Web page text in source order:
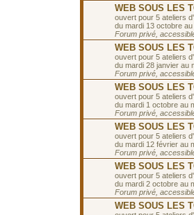
WEB SOUS LES
ouvert pour 5 ateliers
du mardi 13 octobre
Forum privé,
WEB SOUS LES
ouvert pour 5 ateliers
du mardi 28 janvier au
Forum privé,
WEB SOUS LES
ouvert pour 5 ateliers
du mardi 1 octobre au
Forum privé,
WEB SOUS LES
ouvert pour 5 ateliers
du mardi 12 février au
Forum privé,
WEB SOUS LES
ouvert pour 5 ateliers
du mardi 2 octobre au
Forum privé,
WEB SOUS LES